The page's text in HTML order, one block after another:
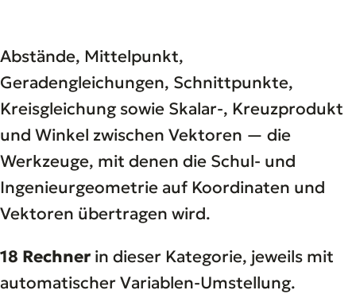
05 Docs
Tools
07Welten
Abstände, Mittelpunkt,
Geradengleichungen, Schnittpunkte,
Kreisgleichung sowie Skalar-, Kreuzprodukt
und Winkel zwischen Vektoren — die
Werkzeuge, mit denen die Schul- und
Ingenieurgeometrie auf Koordinaten und
Vektoren übertragen wird.
18 Rechner in dieser Kategorie, jeweils mit
automatischer Variablen-Umstellung.